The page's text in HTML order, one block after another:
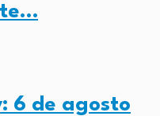
6 de agosto